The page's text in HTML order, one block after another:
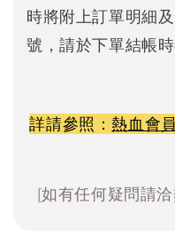
時將附上訂單明細
號，請於下單結帳
詳請參照：熱血會
[如有任何疑問請